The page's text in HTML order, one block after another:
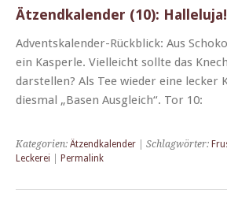
Ätzendkalender (10): Halleluja!
Adventskalen­der-Rück­blick: Aus
ein Kasper­le. Vielle­icht sollte das
darstellen? Als Tee wieder eine leck­er
dies­mal „Basen Aus­gle­ich“. Tor 10:
Kategorien: Ätzendkalender | Schlagwörter:
Leckerei
Permalink